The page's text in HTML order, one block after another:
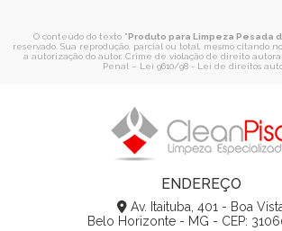
O conteúdo do texto "Produto para Limpeza Pesada
reservado. Sua reprodução, parcial ou total, mesmo citando
a autorização do autor. Crime de violação de direito
Penal – Lei 9610/98 - Lei de direitos
ENDEREÇO
Av. Itaituba, 401 - Boa
Belo Horizonte - MG - CEP: